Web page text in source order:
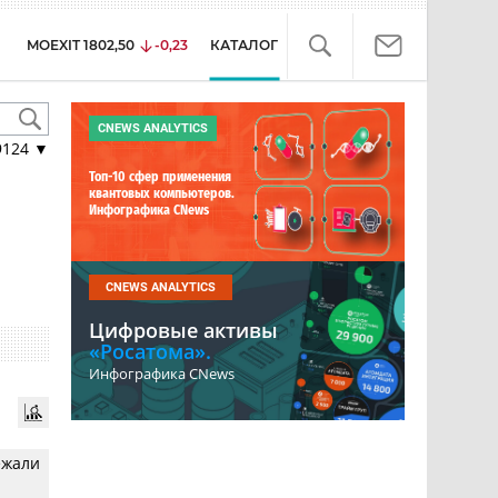
MOEXIT 1802,50 -0,23 КАТАЛОГ
▼
CNEWS ANALYTICS
Топ-10 сфер применения
квантовых компьютеров.
Инфографика CNews
CNEWS ANALYTICS
Цифровые активы
«Росатома».
Инфографика CNews